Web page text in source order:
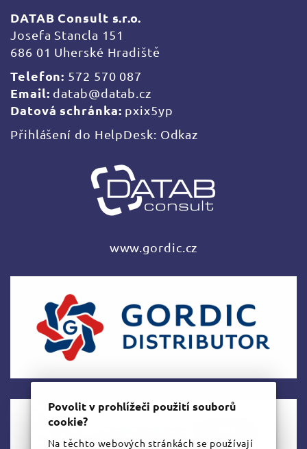
Povolit v prohlížeči použití souborů
cookie?
Na těchto webových stránkách se používají
DATAB Consult s.r.o.
Josefa Stancla 151
686 01 Uherské Hradiště
Telefon: 572 570 087
Email: datab@datab.cz
Datová schránka: pxix5yp
Přihlášení do HelpDesk: Odkaz
www.gordic.cz